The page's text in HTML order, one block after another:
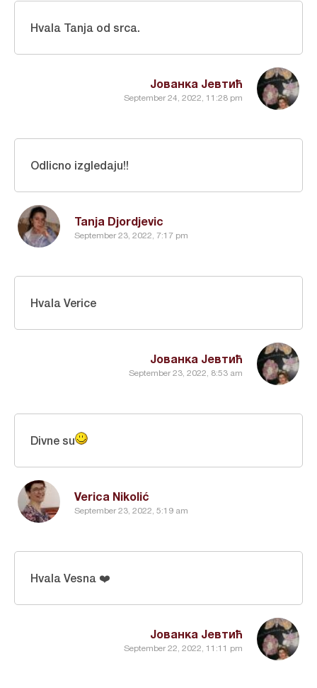
Јованка Јевтић
September 24, 2022, 11:28 pm
Hvala Tanja od srca.
Tanja Djordjevic
September 23, 2022, 7:17 pm
Odlicno izgledaju!!
Јованка Јевтић
September 23, 2022, 8:53 am
Hvala Verice
Verica Nikolić
September 23, 2022, 5:19 am
Divne su
Јованка Јевтић
September 22, 2022, 11:11 pm
Hvala Vesna ❤️